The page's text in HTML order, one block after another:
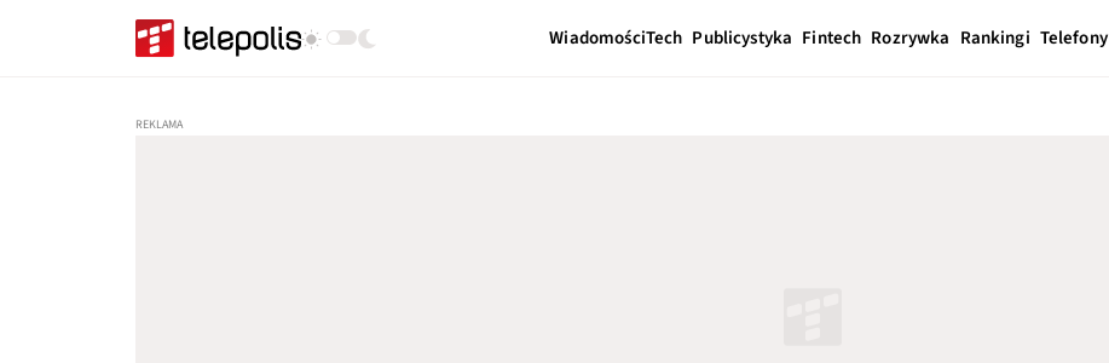
WiadomościTech Publicystyka Fintech Rozrywka Rankingi Telefony